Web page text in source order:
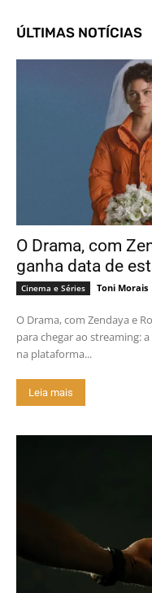
ÚLTIMAS NOTÍCIAS
O Drama, com
ganha data de
Cinema e Séries Toni Morais
O Drama, com Zendaya e
para chegar ao streaming:
na plataforma...
Leia mais